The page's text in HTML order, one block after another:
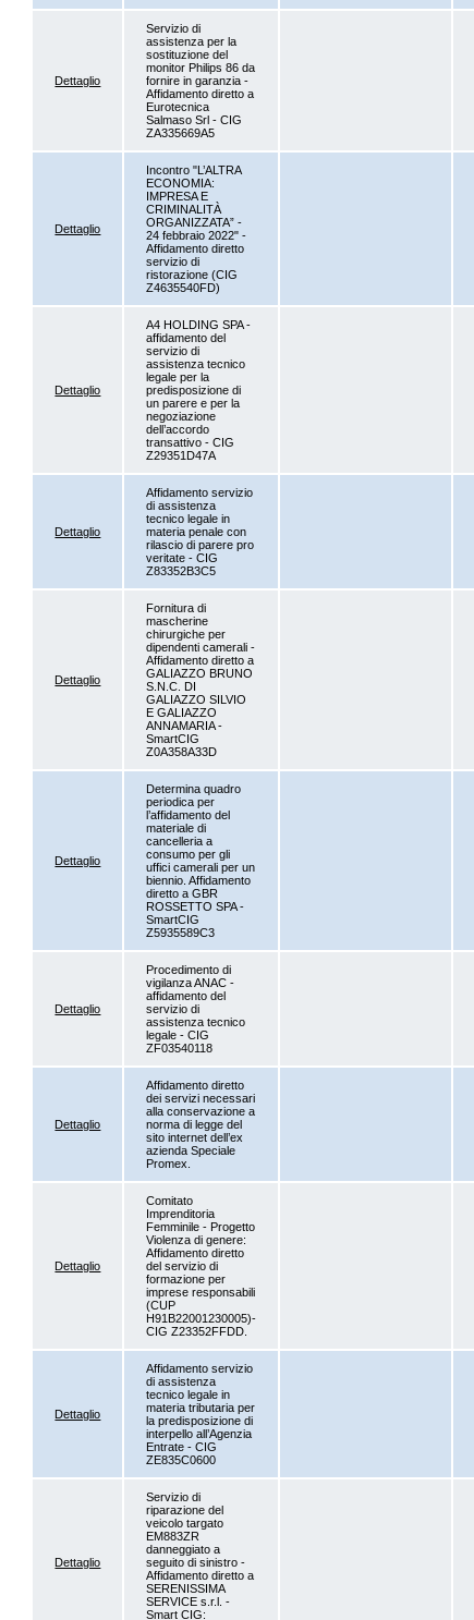
Dettaglio
Servizio di
assistenza per la
sostituzione del
monitor Philips 86 da
fornire in garanzia -
Affidamento diretto a
Eurotecnica
Salmaso Srl - CIG
ZA335669A5
Dettaglio
Incontro "L’ALTRA
ECONOMIA:
IMPRESA E
CRIMINALITÀ
ORGANIZZATA” -
24 febbraio 2022" -
Affidamento diretto
servizio di
ristorazione (CIG
Z4635540FD)
Dettaglio
A4 HOLDING SPA -
affidamento del
servizio di
assistenza tecnico
legale per la
predisposizione di
un parere e per la
negoziazione
dell’accordo
transattivo - CIG
Z29351D47A
Dettaglio
Affidamento servizio
di assistenza
tecnico legale in
materia penale con
rilascio di parere pro
veritate - CIG
Z83352B3C5
Dettaglio
Fornitura di
mascherine
chirurgiche per
dipendenti camerali -
Affidamento diretto a
GALIAZZO BRUNO
S.N.C. DI
GALIAZZO SILVIO
E GALIAZZO
ANNAMARIA -
SmartCIG
Z0A358A33D
Dettaglio
Determina quadro
periodica per
l’affidamento del
materiale di
cancelleria a
consumo per gli
uffici camerali per un
biennio. Affidamento
diretto a GBR
ROSSETTO SPA -
SmartCIG
Z5935589C3
Dettaglio
Procedimento di
vigilanza ANAC -
affidamento del
servizio di
assistenza tecnico
legale - CIG
ZF03540118
Dettaglio
Affidamento diretto
dei servizi necessari
alla conservazione a
norma di legge del
sito internet dell’ex
azienda Speciale
Promex.
Dettaglio
Comitato
Imprenditoria
Femminile - Progetto
Violenza di genere:
Affidamento diretto
del servizio di
formazione per
imprese responsabili
(CUP
H91B22001230005)-
CIG Z23352FFDD.
Dettaglio
Affidamento servizio
di assistenza
tecnico legale in
materia tributaria per
la predisposizione di
interpello all’Agenzia
Entrate - CIG
ZE835C0600
Dettaglio
Servizio di
riparazione del
veicolo targato
EM883ZR
danneggiato a
seguito di sinistro -
Affidamento diretto a
SERENISSIMA
SERVICE s.r.l. -
Smart CIG: